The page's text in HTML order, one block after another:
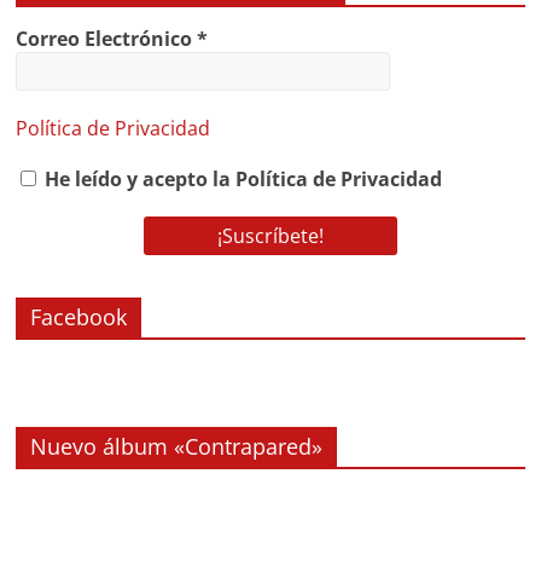
Correo Electrónico*
Política de Privacidad
He leído y acepto la Política de Privacidad
Facebook
Nuevo álbum «Contrapared»